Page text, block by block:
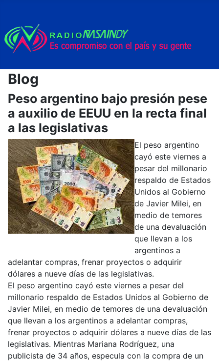
Blog
Peso argentino bajo presión pese
a auxilio de EEUU en la recta final
a las legislativas
El peso argentino
cayó este viernes a
pesar del millonario
respaldo de Estados
Unidos al Gobierno
de Javier Milei, en
medio de temores
de una devaluación
que llevan a los
argentinos a
adelantar compras, frenar proyectos o adquirir
dólares a nueve días de las legislativas.
El peso argentino cayó este viernes a pesar del
millonario respaldo de Estados Unidos al Gobierno de
Javier Milei, en medio de temores de una devaluación
que llevan a los argentinos a adelantar compras,
frenar proyectos o adquirir dólares a nueve días de las
legislativas. Mientras Mariana Rodríguez, una
publicista de 34 años, especula con la compra de un